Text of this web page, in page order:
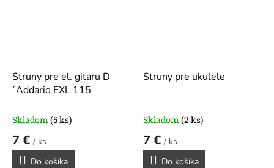
Struny pre el. gitaru D
´Addario EXL 115
Skladom (5 ks)
7 € / ks
Do košíka
Struny pre ukulele
Skladom (2 ks)
7 € / ks
Do košíka